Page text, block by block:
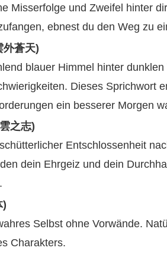
Misserfolge und Zweifel hinter
ebnest du den Weg zu
蒼天)
blauer Himmel hinter
Dieses Sprichwort
ein besserer Morgen
之志)
Entschlossenheit
dein Ehrgeiz und dein
)
Selbst ohne Vorwände.
Charakters.